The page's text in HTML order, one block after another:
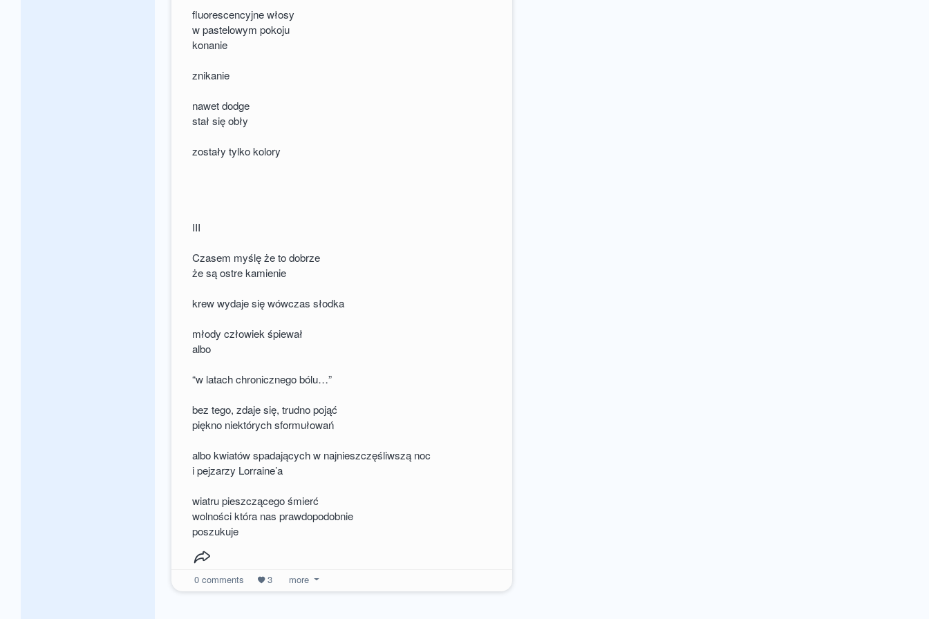
fluorescencyjne włosy
w pastelowym pokoju
konanie
znikanie
nawet dodge
stał się obły
zostały tylko kolory
III
Czasem myślę że to dobrze
że są ostre kamienie
krew wydaje się wówczas słodka
młody człowiek śpiewał
albo
“w latach chronicznego bólu…”
bez tego, zdaje się, trudno pojąć
piękno niektórych sformułowań
albo kwiatów spadających w najnieszczęśliwszą noc
i pejzarzy Lorraine’a
wiatru pieszczącego śmierć
wolności która nas prawdopodobnie
poszukuje
0comments 3 more